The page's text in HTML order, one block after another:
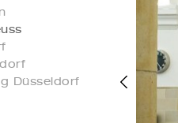
Düsseldorf